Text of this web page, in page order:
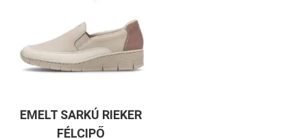
EMELT SARKÚ RIEKER
FÉLCIPŐ